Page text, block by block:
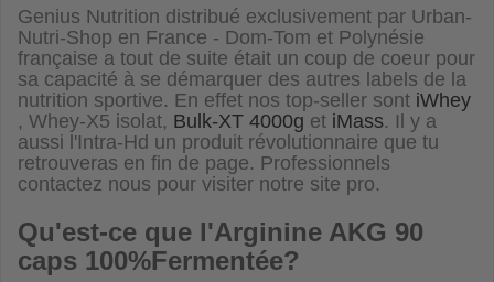
Genius Nutrition distribué exclusivement par Urban-
Nutri-Shop en France - Dom-Tom et Polynésie
française a tout de suite était un coup de coeur pour
sa capacité à se démarquer des autres labels de la
nutrition sportive. En effet nos top-seller sont iWhey
, Whey-X5 isolat, Bulk-XT 4000g et iMass. Il y a
aussi l'Intra-Hd un produit révolutionnaire que tu
retrouveras en fin de page. Professionnels
contactez nous pour visiter notre site pro.
Qu'est-ce que l'Arginine AKG 90
caps 100%Fermentée?